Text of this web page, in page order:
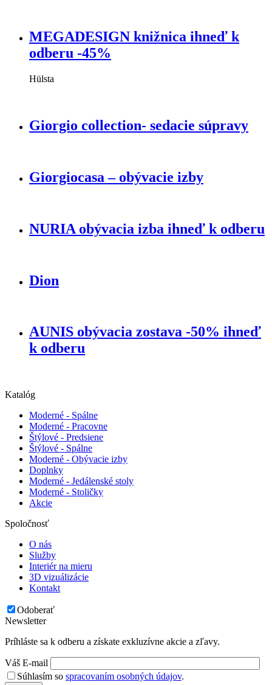
MEGADESIGN knižnica ihneď k
odberu -45%
Hülsta
Giorgio collection- sedacie súpravy
Giorgiocasa – obývacie izby
NURIA obývacia izba ihneď k odberu
Dion
AUNIS obývacia zostava -50% ihneď
k odberu
Katalóg
Moderné - Spálne
Moderné - Pracovne
Štýlové - Predsiene
Štýlové - Spálne
Moderné - Obývacie izby
Doplnky
Moderné - Jedálenské stoly
Moderné - Stoličky
Akcie
Spoločnosť
O nás
Služby
Interiér na mieru
3D vizuálizácie
Kontakt
Odoberať
Newsletter
Príhláste sa k odberu a získate exkluzívne akcie a zľavy.
Váš E-mail
Súhlasím so spracovaním osobných údajov.